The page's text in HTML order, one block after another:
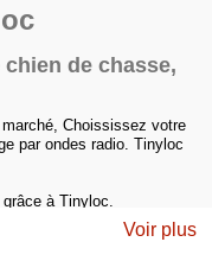
de chasse,
Choississez votre
par ondes radio. Tinyloc
à Tinyloc.
Voir plus